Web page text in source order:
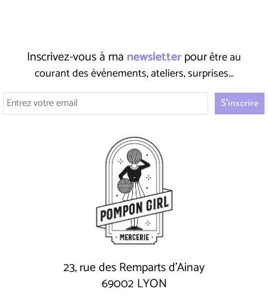
Inscrivez-vous à ma newsletterpourêtre au
courant des événements, ateliers, surprises...
23, rue des Remparts d'Ainay
69002 LYON